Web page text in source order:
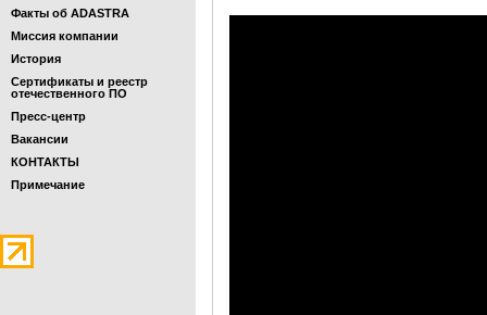
Факты об ADASTRA
Миссия компании
История
Сертификаты и реестр
отечественного ПО
Пресс-центр
Вакансии
КОНТАКТЫ
Примечание